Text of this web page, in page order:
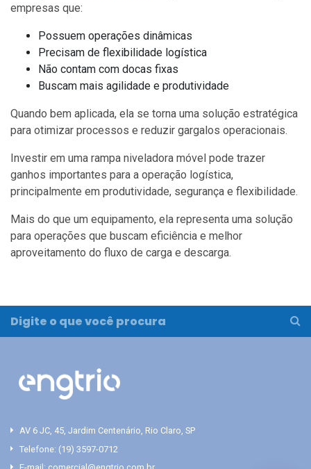
empresas que:
Possuem operações dinâmicas
Precisam de flexibilidade logística
Não contam com docas fixas
Buscam mais agilidade e produtividade
Quando bem aplicada, ela se torna uma solução estratégica
para otimizar processos e reduzir gargalos operacionais.
Investir em uma rampa niveladora móvel pode trazer
ganhos importantes para a operação logística,
principalmente em produtividade, segurança e flexibilidade.
Mais do que um equipamento, ela representa uma solução
para operações que buscam eficiência e melhor
aproveitamento do fluxo de carga e descarga.
AV 6 JC, 45, Jardim Centenário, Rio Claro, SP
Telefone: (19) 3597-0712